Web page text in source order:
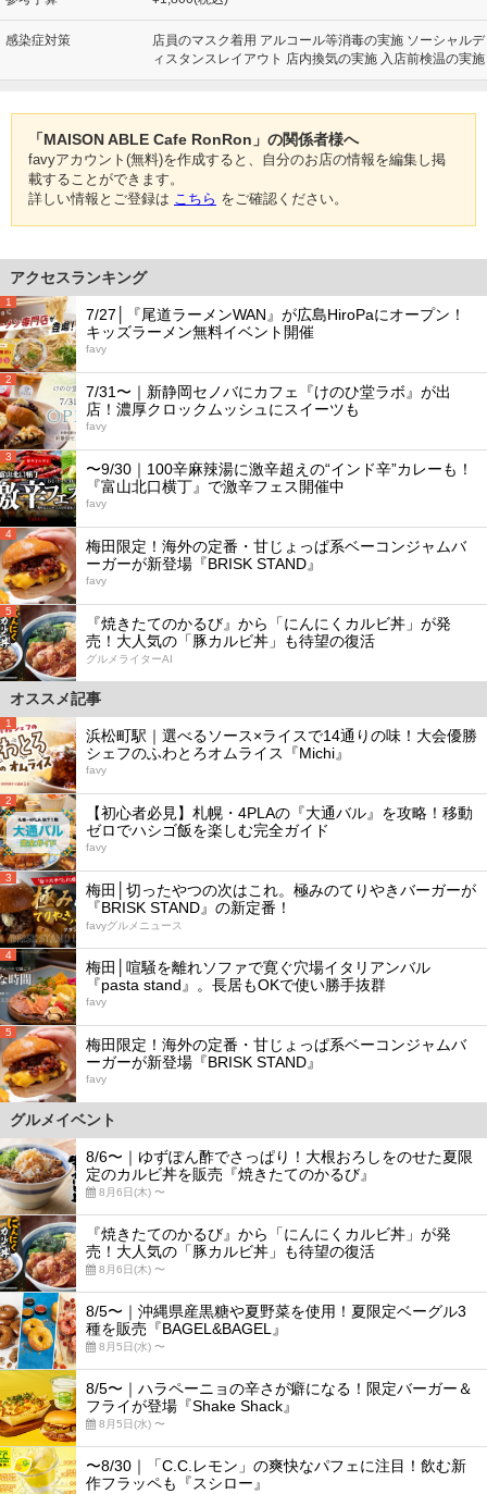
感染症対策
店員のマスク着用 アルコール等消毒の実施 ソーシャルデ
ィスタンスレイアウト 店内換気の実施 入店前検温の実施
「MAISON ABLE Cafe RonRon」の関係者様へ
favyアカウント(無料)を作成すると、自分のお店の情報を編集し掲
載することができます。
詳しい情報とご登録は こちら をご確認ください。
アクセスランキング
1
7/27│『尾道ラーメンWAN』が広島HiroPaにオープン！
キッズラーメン無料イベント開催
favy
2
7/31〜｜新静岡セノバにカフェ『けのひ堂ラボ』が出
店！濃厚クロックムッシュにスイーツも
favy
3
〜9/30｜100辛麻辣湯に激辛超えの“インド辛”カレーも！
『富山北口横丁』で激辛フェス開催中
favy
4
梅田限定！海外の定番・甘じょっぱ系ベーコンジャムバ
ーガーが新登場『BRISK STAND』
favy
5
『焼きたてのかるび』から「にんにくカルビ丼」が発
売！大人気の「豚カルビ丼」も待望の復活
グルメライターAI
オススメ記事
1
浜松町駅｜選べるソース×ライスで14通りの味！大会優勝
シェフのふわとろオムライス『Michi』
favy
2
【初心者必見】札幌・4PLAの『大通バル』を攻略！移動
ゼロでハシゴ飯を楽しむ完全ガイド
favy
3
梅田│切ったやつの次はこれ。極みのてりやきバーガーが
『BRISK STAND』の新定番！
favyグルメニュース
4
梅田│喧騒を離れソファで寛ぐ穴場イタリアンバル
『pasta stand』。長居もOKで使い勝手抜群
favy
5
梅田限定！海外の定番・甘じょっぱ系ベーコンジャムバ
ーガーが新登場『BRISK STAND』
favy
グルメイベント
8/6〜｜ゆずぽん酢でさっぱり！大根おろしをのせた夏限
定のカルビ丼を販売『焼きたてのかるび』
8月6日(木) 〜
『焼きたてのかるび』から「にんにくカルビ丼」が発
売！大人気の「豚カルビ丼」も待望の復活
8月6日(木) 〜
8/5〜｜沖縄県産黒糖や夏野菜を使用！夏限定ベーグル3
種を販売『BAGEL&BAGEL』
8月5日(水) 〜
8/5〜｜ハラペーニョの辛さが癖になる！限定バーガー＆
フライが登場『Shake Shack』
8月5日(水) 〜
〜8/30｜「C.C.レモン」の爽快なパフェに注目！飲む新
作フラッペも『スシロー』